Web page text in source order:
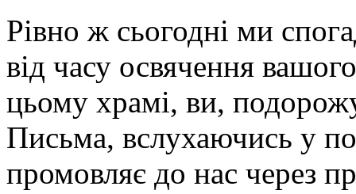
Рівно ж сьогодні ми
від часу освячення
цьому храмі, ви,
Письма, вслухаючись у
промовляє до нас через